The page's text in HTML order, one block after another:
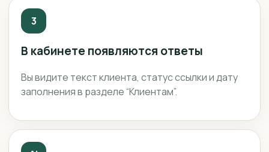
3
В кабинете появляются ответы
Вы видите текст клиента, статус ссылки и дату
заполнения в разделе “Клиентам”.